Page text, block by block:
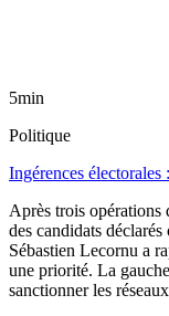
5min
Politique
Ingérences
Après trois opérations
des candidats
Sébastien Lecornu a
une priorité. La
sanctionner les